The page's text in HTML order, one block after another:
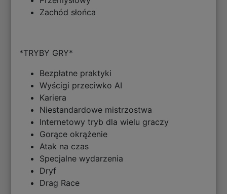
Zachód słońca
*TRYBY GRY*
Bezpłatne praktyki
Wyścigi przeciwko AI
Kariera
Niestandardowe mistrzostwa
Internetowy tryb dla wielu graczy
Gorące okrążenie
Atak na czas
Specjalne wydarzenia
Dryf
Drag Race